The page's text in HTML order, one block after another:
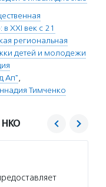
XXI век с 21
региональная
детей и молодежи
Ап",
Тимченко
НКО